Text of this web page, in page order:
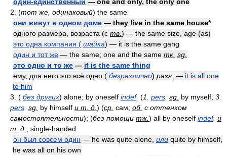
2. (тот же, одинаковый) the same
они живут в одном доме — they live in the same house*
одного размера, возраста (с тв. ) — the same size, age (as)
это одна компания ( шайка) — it is the same gang
один и тот же — the same; one and the same тк. sg.
это одно и то же — it is the same thing
ему, для него это всё одно ( безразлично) разг. — it is all one
to him
3. ( без других) alone; by oneself indef. (1. pers sg. by myself, 3.
pers sg. by himself и т. д. ) (ср. сам; об. с оттенком
самостоятельности); (без помощи тж. ) all by oneself indef. и
т. д. ; single-handed
он был совсем один — he was quite alone, или quite by himself,
he was all on his own